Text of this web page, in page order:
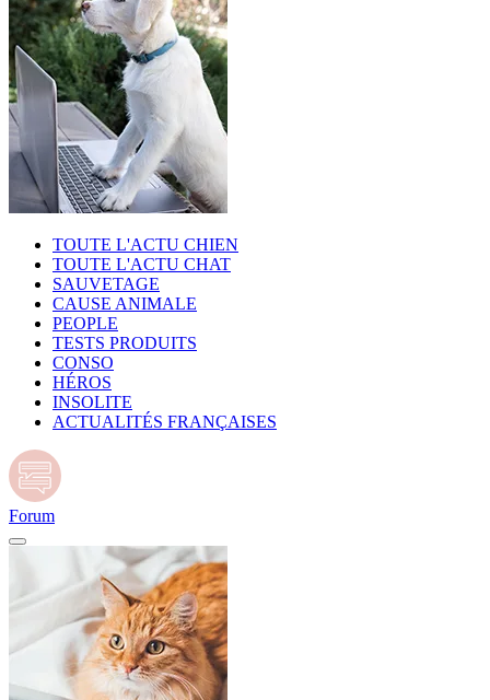
TOUTE L'ACTU CHIEN
TOUTE L'ACTU CHAT
SAUVETAGE
CAUSE ANIMALE
PEOPLE
TESTS PRODUITS
CONSO
HÉROS
INSOLITE
ACTUALITÉS FRANÇAISES
Forum